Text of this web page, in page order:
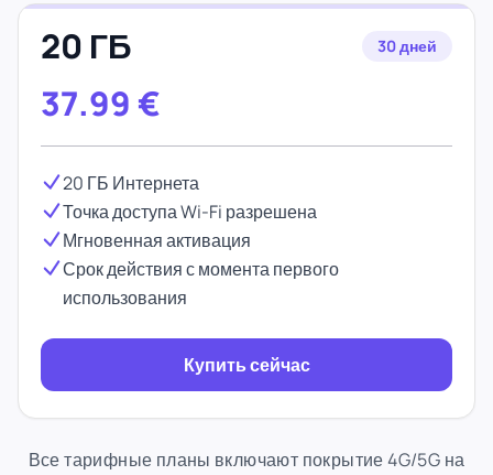
20 ГБ 30 дней
37.99 €
20 ГБ Интернета
Точка доступа Wi-Fi разрешена
Мгновенная активация
Срок действия с момента первого
использования
Купить сейчас
Все тарифные планы включают покрытие 4G/5G на